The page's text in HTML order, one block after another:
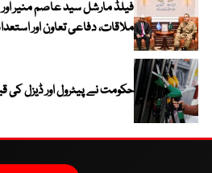
فیلڈ مارشل سید عاصم منیر
ملاقات، دفاعی تعاون اور
حکومت نے پیٹرول اور ڈیزل